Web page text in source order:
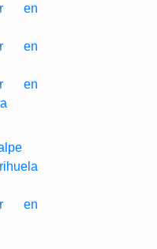
en
en
en
en